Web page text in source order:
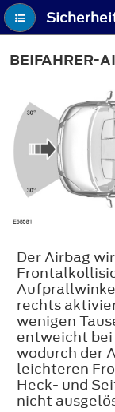
BEIFAHRER-
Der Airbag
rechts
wenigen
entweicht bei
wodurch der
leichteren
Heck- und
nicht